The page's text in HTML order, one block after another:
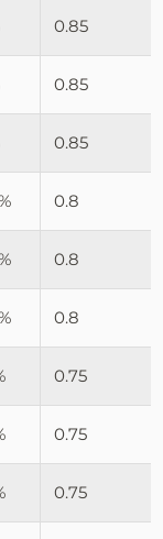
0.85
0.85
0.85
0.8
0.8
0.8
0.75
0.75
0.75